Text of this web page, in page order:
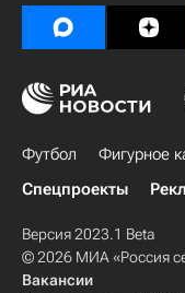
Футбол Фигурное
Спецпроекты
Версия 2023.1 Beta
© 2026 МИА «Россия
Вакансии